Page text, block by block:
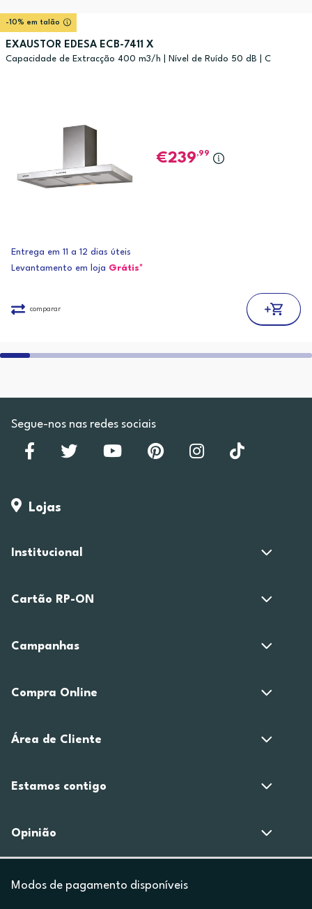
-10% em talão
EXAUSTOR EDESA ECB-7411 X
Capacidade de Extracção 400 m3/h | Nível de Ruído 50 dB | C
239,99
Entrega em 11 a 12 dias úteis
Levantamento em loja Grátis*
comparar
Segue-nos nas redes sociais
Lojas
Institucional
Cartão RP-ON
Campanhas
Compra Online
Área de Cliente
Estamos contigo
Opinião
Modos de pagamento disponíveis